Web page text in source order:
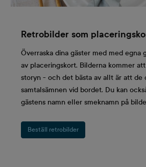
Retrobilder som
Överraska dina gäster med med egna
av placeringskort. Bilderna kommer
storyn - och det bästa av allt är att de
samtalsämnen vid bordet. Du kan
gästens namn eller smeknamn på
Beställ retrobilder